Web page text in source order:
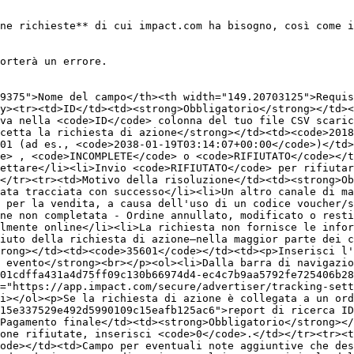
richieste** di cui impact.com ha bisogno, così
un errore.
del campo</th><th
td><td><strong>Obbligatorio</strong></
nella <code>ID</code> colonna del tuo file CSV
la richiesta di azione</strong></
es., <code>2038-01-19T03:14:07+00:00</code>)</
, <code>INCOMPLETE</code> o <code>RIFIUTATO</
li><li>Invio <code>RIFIUTATO</code> per
tr><tr><td>Motivo della risoluzione</
tracciata con successo</li><li>Un altro canale
la vendita, a causa dell'uso di un codice
non completata - Ordine annullato, modificato o
online</li><li>La richiesta non fornisce le
richiesta di azione—nella maggior parte dei
td><td><code>35601</code></td><td><p>Inserisci
strong><br></p><ol><li>Dalla barra di
app.impact.com/secure/advertiser/tracking-
li></ol><p>Se la richiesta di azione è collegata a un
di
finale</td><td><strong>Obbligatorio</strong></
inserisci <code>0</code>.</td></
td><td>Campo per eventuali note aggiuntive che